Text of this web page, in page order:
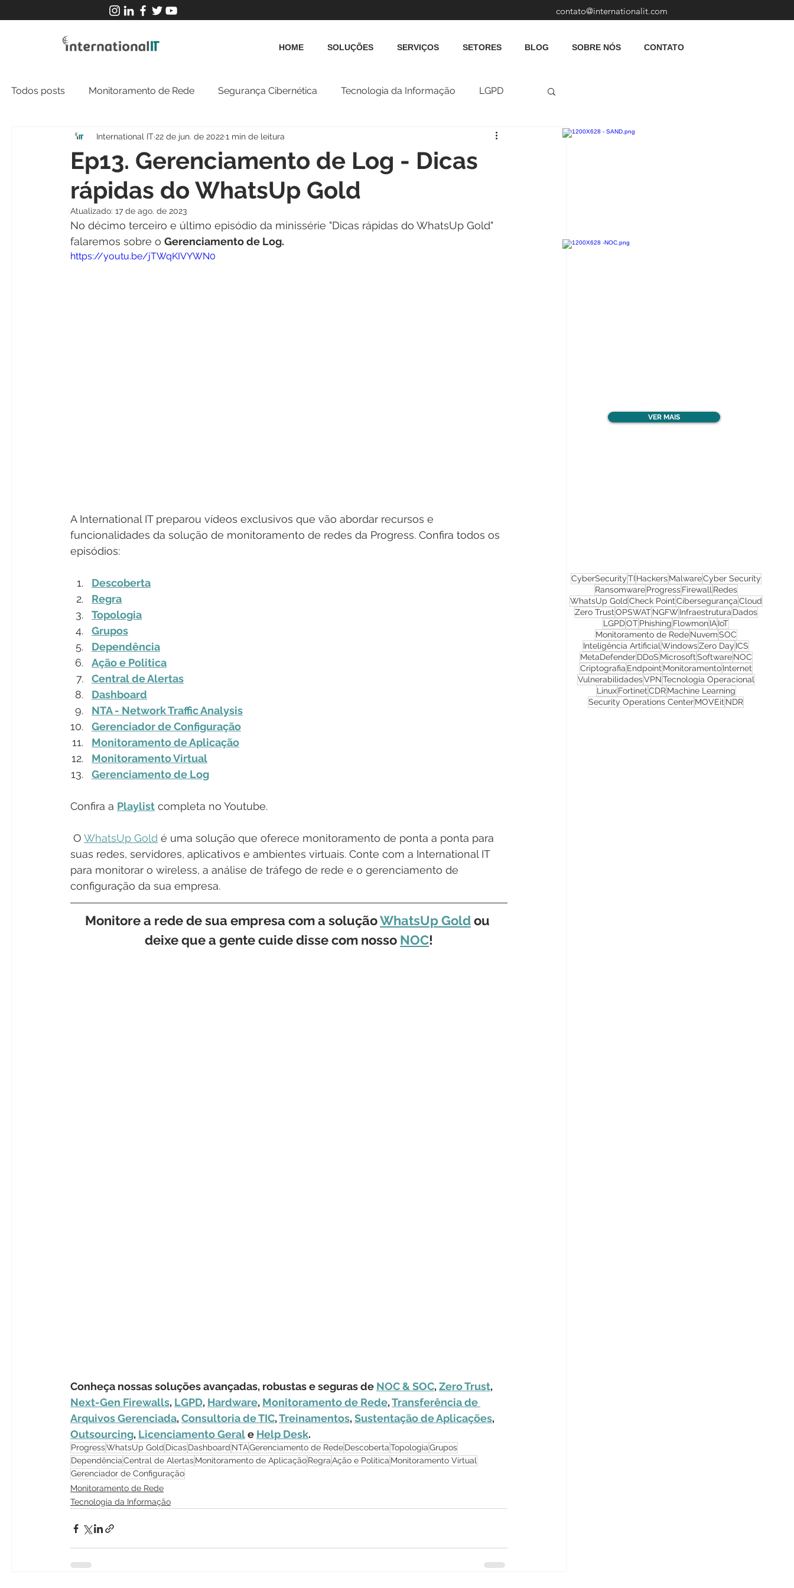
contato@internationalit.com
HOME SOLUÇÕES SERVIÇOS SETORES BLOG SOBRE NÓS CONTATO
Todos posts Monitoramento de Rede Segurança Cibernética Tecnologia da Informação LGPD
NOC Tecnologia Operacional
Ep13. Gerenciamento de Log - Dicas
rápidas do WhatsUp Gold
International IT22 de jun. de 20221 min de leitura
Atualizado: 17 de ago. de 2023
No décimo terceiro e último episódio da minissérie "Dicas rápidas do WhatsUp Gold"
falaremos sobre o Gerenciamento de Log.
https://youtu.be/jTWqKIVYWN0
A International IT preparou vídeos exclusivos que vão abordar recursos e
funcionalidades da solução de monitoramento de redes da Progress. Confira todos os
episódios:
Descoberta
Regra
Topologia
Grupos
Dependência
Ação e Politica
Central de Alertas
Dashboard
NTA - Network Traffic Analysis
Gerenciador de Configuração
Monitoramento de Aplicação
Monitoramento Virtual
Gerenciamento de Log
Confira a Playlist completa no Youtube.
O WhatsUp Gold é uma solução que oferece monitoramento de ponta a ponta para
suas redes, servidores, aplicativos e ambientes virtuais. Conte com a International IT
para monitorar o wireless, a análise de tráfego de rede e o gerenciamento de
configuração da sua empresa.
Monitore a rede de sua empresa com a solução WhatsUp Gold ou
deixe que a gente cuide disse com nosso NOC!
Conheça nossas soluções avançadas, robustas e seguras de NOC & SOC, Zero Trust,
Next-Gen Firewalls, LGPD, Hardware, Monitoramento de Rede, Transferência de
Arquivos Gerenciada, Consultoria de TIC, Treinamentos, Sustentação de Aplicações,
Outsourcing, Licenciamento Geral e Help Desk.
ProgressWhatsUp Gold DicasDashboard NTAGerenciamento de RedeDescobertaTopologiaGrupos
DependênciaCentral de AlertasMonitoramento de AplicaçãoRegraAção e Politica Monitoramento Virtual
Gerenciador de Configuração
Monitoramento de Rede
Tecnologia da Informação
CyberSecurityTI Hackers MalwareCyber Security
Ransomware Progress Firewall Redes
WhatsUp GoldCheck PointCibersegurançaCloud
Zero TrustOPSWAT NGFW Infraestrutura Dados
LGPDOTPhishing FlowmonIAIoT
Monitoramento de Rede NuvemSOC
Inteligência Artificial WindowsZero Day ICS
MetaDefender DDoS MicrosoftSoftware NOC
Criptografia Endpoint Monitoramento Internet
VulnerabilidadesVPNTecnologia Operacional
Linux FortinetCDR Machine Learning
Security Operations CenterMOVEit NDR
VER MAIS